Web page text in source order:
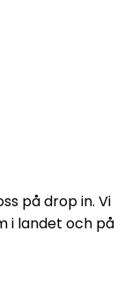
på drop in. Vi
i landet och på